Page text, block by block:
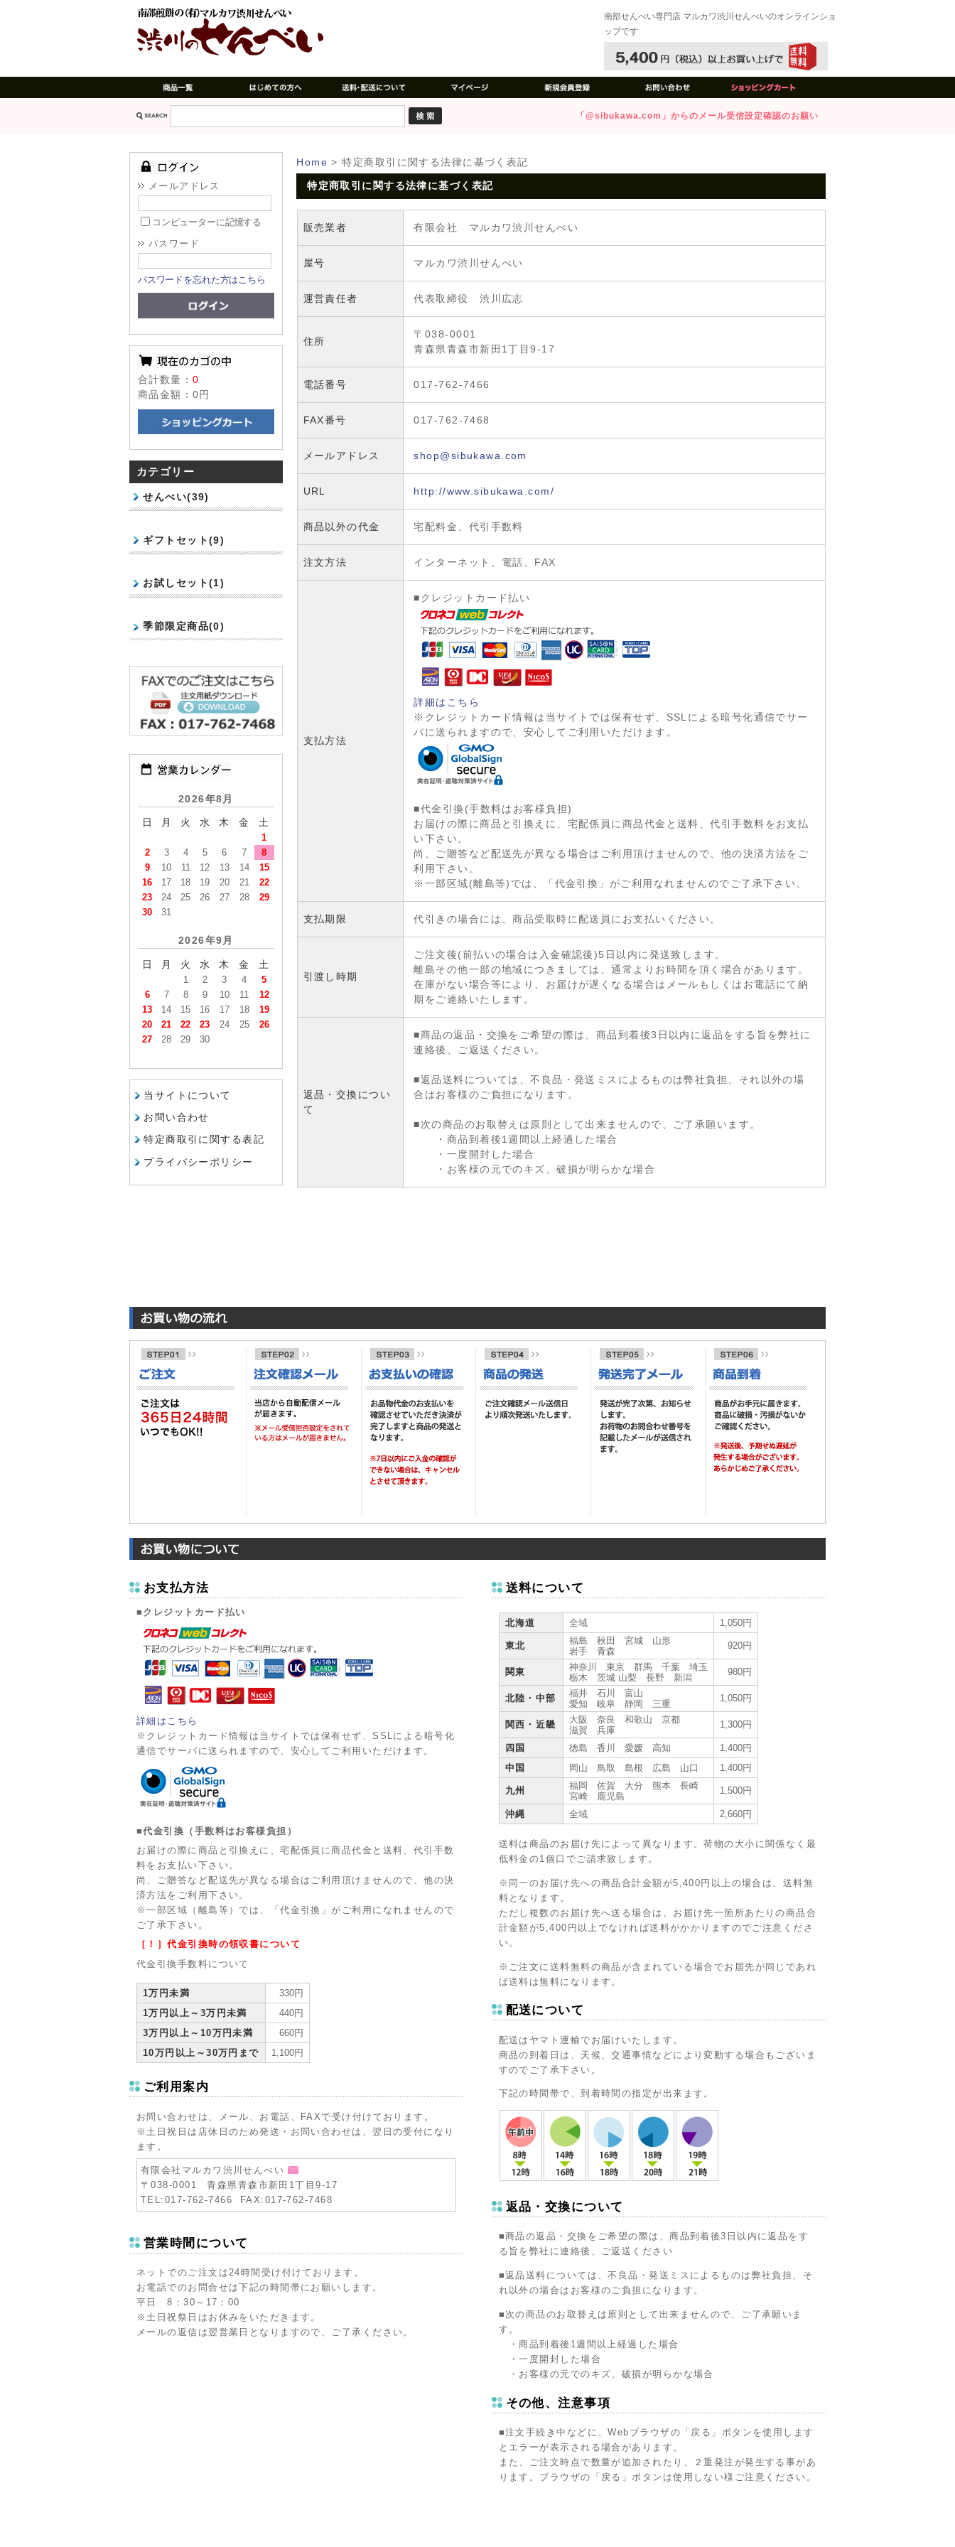
南部せんべい専門店 マルカワ渋川せんべいのオンラインショ
ップです
「@sibukawa.com」からのメール受信設定確認のお願い
Home >特定商取引に関する法律に基づく表記
特定商取引に関する法律に基づく表記
販売業者 有限会社 マルカワ渋川せんべい
屋号 マルカワ渋川せんべい
運営責任者 代表取締役 渋川広志
住所
〒038-0001
青森県青森市新田1丁目9-17
電話番号 017-762-7466
FAX番号 017-762-7468
メールアドレス shop@sibukawa.com
URL http://www.sibukawa.com/
商品以外の代金 宅配料金、代引手数料
注文方法 インターネット、電話、FAX
支払方法
■クレジットカード払い
詳細はこちら
※クレジットカード情報は当サイトでは保有せず、SSLによる暗号化通信でサー
バに送られますので、安心してご利用いただけます。
■代金引換(手数料はお客様負担)
お届けの際に商品と引換えに、宅配係員に商品代金と送料、代引手数料をお支払
い下さい。
尚、ご贈答など配送先が異なる場合はご利用頂けませんので、他の決済方法をご
利用下さい。
※一部区域(離島等)では、「代金引換」がご利用なれませんのでご了承下さい。
支払期限 代引きの場合には、商品受取時に配送員にお支払いください。
引渡し時期
ご注文後(前払いの場合は入金確認後)5日以内に発送致します。
離島その他一部の地域につきましては、通常よりお時間を頂く場合があります。
在庫がない場合等により、お届けが遅くなる場合はメールもしくはお電話にて納
期をご連絡いたします。
返品・交換につい
て
■商品の返品・交換をご希望の際は、商品到着後3日以内に返品をする旨を弊社に
連絡後、ご返送ください。
■返品送料については、不良品・発送ミスによるものは弊社負担、それ以外の場
合はお客様のご負担になります。
■次の商品のお取替えは原則として出来ませんので、ご了承願います。
・商品到着後1週間以上経過した場合
・一度開封した場合
・お客様の元でのキズ、破損が明らかな場合
メールアドレス
コンピューターに記憶する
パスワード
パスワードを忘れた方はこちら
合計数量： 0
商品金額： 0円
カテゴリー
せんべい(39)
ギフトセット(9)
お試しセット(1)
季節限定商品(0)
2026年8月
日 月 火 水 木 金 土
1
2
3 4 5 6 7
8
9
10 11 12 13 14
15
16
17 18 19 20 21
22
23
24 25 26 27 28
29
30
31
2026年9月
日 月 火 水 木 金 土
1 2 3 4
5
6
7 8 9 10 11
12
13
14 15 16 17 18
19
20
21 22 23 24 25
26
27
28 29 30
当サイトについて
お問い合わせ
特定商取引に関する表記
プライバシーポリシー
お支払方法
■クレジットカード払い
詳細はこちら
※クレジットカード情報は当サイトでは保有せず、SSLによる暗号化
通信でサーバに送られますので、安心してご利用いただけます。
■代金引換（手数料はお客様負担）
お届けの際に商品と引換えに、宅配係員に商品代金と送料、代引手数
料をお支払い下さい。
尚、ご贈答など配送先が異なる場合はご利用頂けませんので、他の決
済方法をご利用下さい。
※一部区域（離島等）では、「代金引換」がご利用になれませんので
ご了承下さい。
［！］代金引換時の領収書について
代金引換手数料について
1万円未満
330円
1万円以上～3万円未満
440円
3万円以上～10万円未満
660円
10万円以上～30万円まで
1,100円
ご利用案内
お問い合わせは、メール、お電話、FAXで受け付けております。
※土日祝日は店休日のため発送・お問い合わせは、翌日の受付になり
ます。
有限会社マルカワ渋川せんべい
〒038-0001 青森県青森市新田1丁目9-17
TEL:017-762-7466 FAX:017-762-7468
営業時間について
ネットでのご注文は24時間受け付けております。
お電話でのお問合せは下記の時間帯にお願いします。
平日 8：30～17：00
※土日祝祭日はお休みをいただきます。
メールの返信は翌営業日となりますので、ご了承ください。
送料について
北海道 全域 1,050円
東北
福島 秋田 宮城 山形
岩手 青森
920円
関東
神奈川 東京 群馬 千葉 埼玉
栃木 茨城 山梨 長野 新潟
980円
北陸・中部
福井 石川 富山
愛知 岐阜 静岡 三重
1,050円
関西・近畿
大阪 奈良 和歌山 京都
滋賀 兵庫
1,300円
四国 徳島 香川 愛媛 高知
1,400円
中国
岡山 鳥取 島根 広島 山口 1,400円
九州
福岡 佐賀 大分 熊本 長崎
宮崎 鹿児島
1,500円
沖縄 全域 2,660円
送料は商品のお届け先によって異なります。荷物の大小に関係なく最
低料金の1個口でご請求致します。
※同一のお届け先への商品合計金額が5,400円以上の場合は、送料無
料となります。
ただし複数のお届け先へ送る場合は、お届け先一箇所あたりの商品合
計金額が5,400円以上でなければ送料がかかりますのでご注意くださ
い。
※ご注文に送料無料の商品が含まれている場合でお届先が同じであれ
ば送料は無料になります。
配送について
配送はヤマト運輸でお届けいたします。
商品の到着日は、天候、交通事情などにより変動する場合もございま
すのでご了承下さい。
下記の時間帯で、到着時間の指定が出来ます。
返品・交換について
■商品の返品・交換をご希望の際は、商品到着後3日以内に返品をす
る旨を弊社に連絡後、ご返送ください
■返品送料については、不良品・発送ミスによるものは弊社負担、そ
れ以外の場合はお客様のご負担になります。
■次の商品のお取替えは原則として出来ませんので、ご了承願いま
す。
・商品到着後1週間以上経過した場合
・一度開封した場合
・お客様の元でのキズ、破損が明らかな場合
その他、注意事項
■注文手続き中などに、Webブラウザの「戻る」ボタンを使用します
とエラーが表示される場合があります。
また、ご注文時点で数量が追加されたり、２重発注が発生する事があ
ります。ブラウザの「戻る」ボタンは使用しない様ご注意ください。